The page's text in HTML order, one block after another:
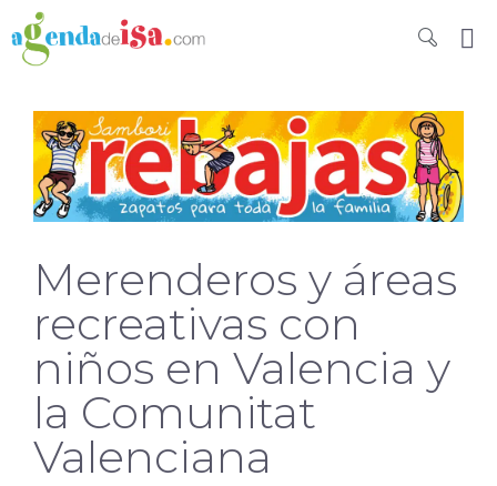
Merenderos y áreas
recreativas con
niños en Valencia y
la Comunitat
Valenciana